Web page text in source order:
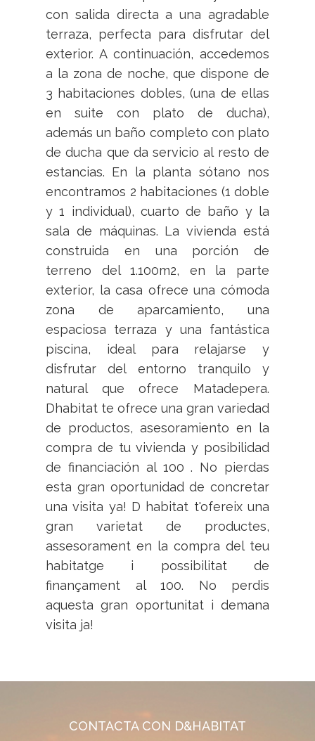
con salida directa a una agradable
terraza, perfecta para disfrutar del
exterior. A continuación, accedemos
a la zona de noche, que dispone de
3 habitaciones dobles, (una de ellas
en suite con plato de ducha),
además un baño completo con plato
de ducha que da servicio al resto de
estancias. En la planta sótano nos
encontramos 2 habitaciones (1 doble
y 1 individual), cuarto de baño y la
sala de máquinas. La vivienda está
construida en una porción de
terreno del 1.100m2, en la parte
exterior, la casa ofrece una cómoda
zona de aparcamiento, una
espaciosa terraza y una fantástica
piscina, ideal para relajarse y
disfrutar del entorno tranquilo y
natural que ofrece Matadepera.
Dhabitat te ofrece una gran variedad
de productos, asesoramiento en la
compra de tu vivienda y posibilidad
de financiación al 100 . No pierdas
esta gran oportunidad de concretar
una visita ya! D habitat t'ofereix una
gran varietat de productes,
assesorament en la compra del teu
habitatge i possibilitat de
finançament al 100. No perdis
aquesta gran oportunitat i demana
visita ja!
CONTACTA CON D&HABITAT